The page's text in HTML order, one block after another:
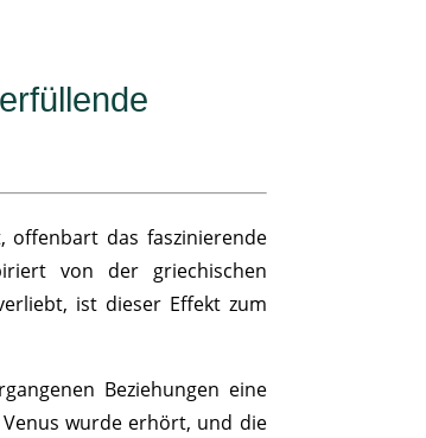
offenbart das faszinierende
von der griechischen
ist dieser Effekt zum
Beziehungen eine
wurde erhört, und die